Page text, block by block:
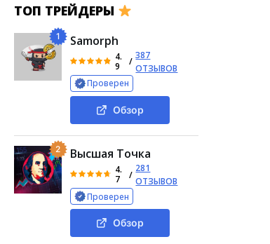
Отзывы о Trudexofficial
ТОП ТРЕЙДЕРЫ
1 Samorph
4.
9
/
387
ОТЗЫВОВ
Проверен
Обзор
2 Высшая Точка
4.
7
/
281
ОТЗЫВОВ
Проверен
Обзор